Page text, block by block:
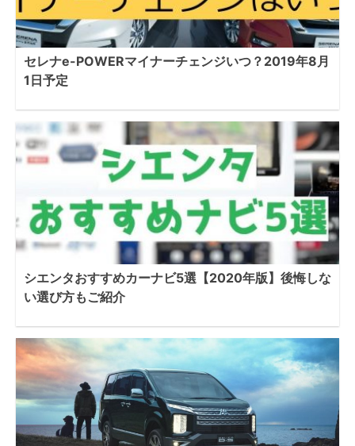
セレナe-POWERマイナーチェンジいつ？2019年8月
1日予定
シエンタおすすめカーナビ5選【2020年版】後悔しな
い選び方もご紹介